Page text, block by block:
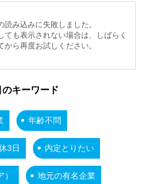
読み込みに失敗しました。
ても表示されない場合は、しばらく
から再度お試しください。
のキーワード
年齢不問
3日 内定とりたい
地元の有名企業